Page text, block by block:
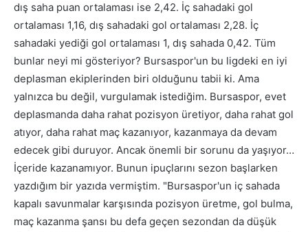
dış saha puan ortalaması ise 2,42. İç sahadaki gol
ortalaması 1,16, dış sahadaki gol ortalaması 2,28. İç
sahadaki yediği gol ortalaması 1, dış sahada 0,42. Tüm
bunlar neyi mi gösteriyor? Bursaspor'un bu ligdeki en iyi
deplasman ekiplerinden biri olduğunu tabii ki. Ama
yalnızca bu değil, vurgulamak istediğim. Bursaspor, evet
deplasmanda daha rahat pozisyon üretiyor, daha rahat gol
atıyor, daha rahat maç kazanıyor, kazanmaya da devam
edecek gibi duruyor. Ancak önemli bir sorunu da yaşıyor…
İçeride kazanamıyor. Bunun ipuçlarını sezon başlarken
yazdığım bir yazıda vermiştim. "Bursaspor'un iç sahada
kapalı savunmalar karşısında pozisyon üretme, gol bulma,
maç kazanma şansı bu defa geçen sezondan da düşük